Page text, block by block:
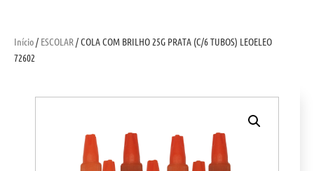
Início/ ESCOLAR/ COLA COM BRILHO 25G PRATA (C/6 TUBOS) LEOELEO
72602